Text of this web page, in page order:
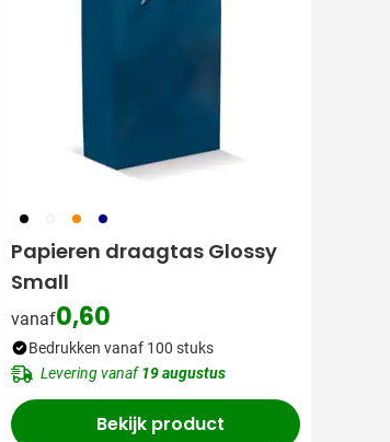
001 002 007 307
Papieren draagtas Glossy
Small
vanaf0,60
Bedrukken vanaf 100 stuks
Levering vanaf19 augustus
Bekijk product